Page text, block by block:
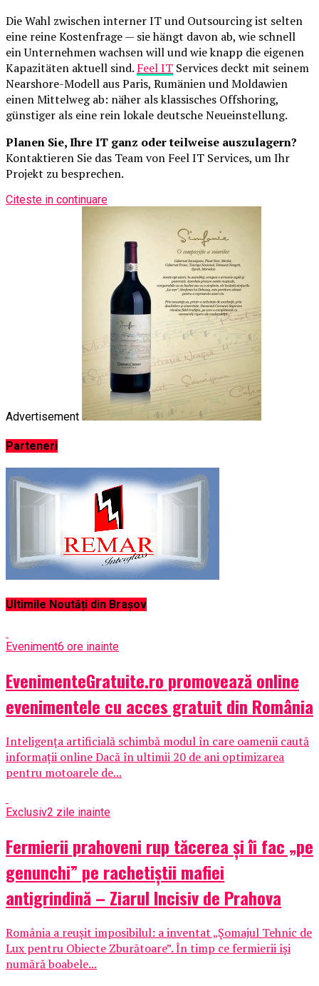
Die Wahl zwischen interner IT und Outsourcing ist selten
eine reine Kostenfrage — sie hängt davon ab, wie schnell
ein Unternehmen wachsen will und wie knapp die eigenen
Kapazitäten aktuell sind. Feel IT Services deckt mit seinem
Nearshore-Modell aus Paris, Rumänien und Moldawien
einen Mittelweg ab: näher als klassisches Offshoring,
günstiger als eine rein lokale deutsche Neueinstellung.
Planen Sie, Ihre IT ganz oder teilweise auszulagern?
Kontaktieren Sie das Team von Feel IT Services, um Ihr
Projekt zu besprechen.
Citeste in continuare
Advertisement
Parteneri
Ultimile Noutăți din Brașov
Eveniment6 ore inainte
EvenimenteGratuite.ro promovează online
evenimentele cu acces gratuit din România
Inteligența artificială schimbă modul în care oamenii caută
informații online Dacă în ultimii 20 de ani optimizarea
pentru motoarele de...
Exclusiv2 zile inainte
Fermierii prahoveni rup tăcerea și îi fac „pe
genunchi” pe rachetiștii mafiei
antigrindină – Ziarul Incisiv de Prahova
România a reușit imposibilul: a inventat „Șomajul Tehnic de
Lux pentru Obiecte Zburătoare”. În timp ce fermierii își
numără boabele...